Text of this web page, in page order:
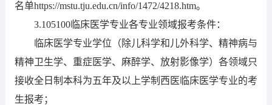
名单https://mstu.tju.edu.cn/info/1472/4218.htm。
3.105100临床医学专业各专业领域报考条件：
临床医学专业学位（除儿科学和儿外科学、精神病与
精神卫生学、重症医学、麻醉学、放射影像学）各领域只
接收全日制本科为五年及以上学制西医临床医学专业的考
生报考；